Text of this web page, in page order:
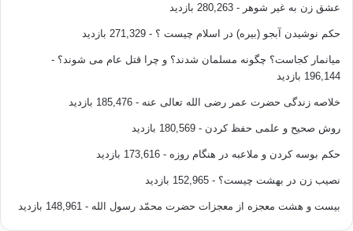
عشق زن به غیر شوهر - 280,263 بازدید
حکم نوشیدن آبجو (بیره) در اسلام چیست ؟ - 271,329 بازدید
میانمار کجاست؟ چگونه مسلمان شدند؟ و چرا قتل عام می شوند؟ -
196,144 بازدید
خلاصه زندگی حضرت عمر رضی الله تعالی عنه - 185,476 بازدید
روش صحیح و علمی حفظ کردن - 180,569 بازدید
حکم بوسه کردن و ملاعبه در هنگام روزه - 173,616 بازدید
نصیب زن در بهشت چیست؟ - 152,965 بازدید
بیست و هشت معجزه از معجزات حضرت محمّد رسول الله - 148,961 بازدید